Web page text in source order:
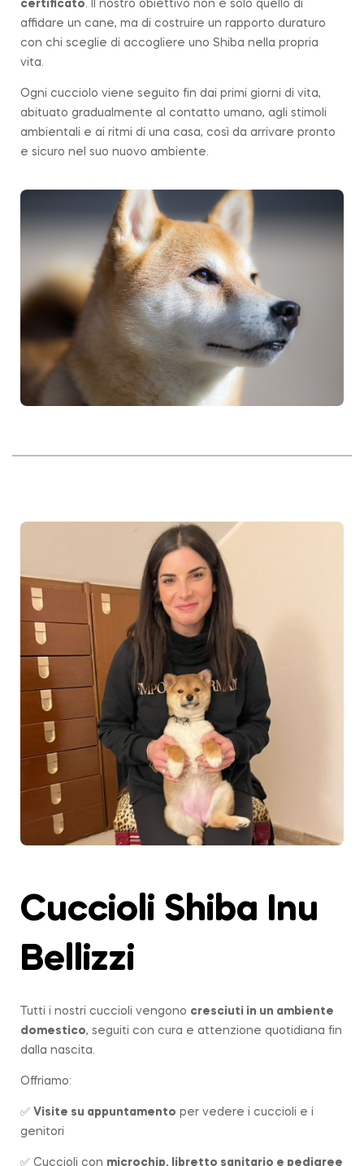
certificato. Il nostro obiettivo non è solo quello di
affidare un cane, ma di costruire un rapporto duraturo
con chi sceglie di accogliere uno Shiba nella propria
vita.
Ogni cucciolo viene seguito fin dai primi giorni di vita,
abituato gradualmente al contatto umano, agli stimoli
ambientali e ai ritmi di una casa, così da arrivare pronto
e sicuro nel suo nuovo ambiente.
Cuccioli Shiba Inu
Bellizzi
Tutti i nostri cuccioli vengono cresciuti in un ambiente
domestico, seguiti con cura e attenzione quotidiana fin
dalla nascita.
Offriamo:
✅ Visite su appuntamento per vedere i cuccioli e i
genitori
✅ Cuccioli con microchip, libretto sanitario e pedigree